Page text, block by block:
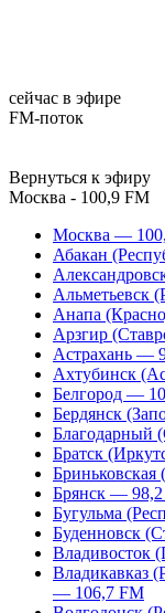
сейчас в эфире
FM-поток
Вернуться к эфиру
Москва - 100,9 FM
Москва —
Абакан
Альметьевск
Анапа
Арзгир
Астрахань —
Ахтубинск
Белгород —
Бердянск
Благодарный
Братск
Бриньковская
Брянск —
Бугульма
Буденновск
Владивосток
Владикавказ
— 106,7 FM